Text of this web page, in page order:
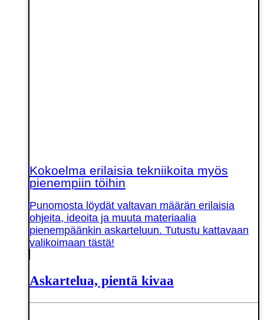
Kokoelma erilaisia tekniikoita myös
pienempiin töihin
Punomosta löydät valtavan määrän erilaisia
ohjeita, ideoita ja muuta materiaalia
pienempäänkin askarteluun. Tutustu kattavaan
valikoimaan tästä!
Askartelua, pientä kivaa